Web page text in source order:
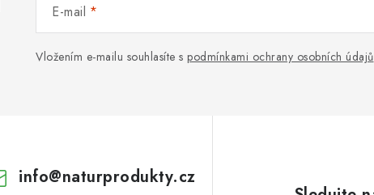
E-mail
Vložením e-mailu souhlasíte s podmínkami ochrany osobních údajů
info@naturprodukty.cz